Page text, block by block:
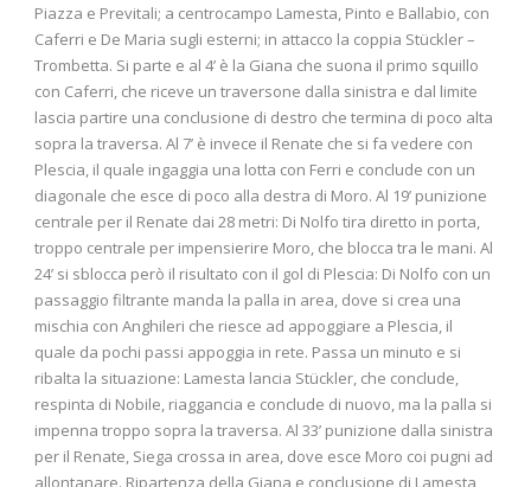
Piazza e Previtali; a centrocampo Lamesta, Pinto e Ballabio, con
Caferri e De Maria sugli esterni; in attacco la coppia Stückler –
Trombetta. Si parte e al 4’ è la Giana che suona il primo squillo
con Caferri, che riceve un traversone dalla sinistra e dal limite
lascia partire una conclusione di destro che termina di poco alta
sopra la traversa. Al 7’ è invece il Renate che si fa vedere con
Plescia, il quale ingaggia una lotta con Ferri e conclude con un
diagonale che esce di poco alla destra di Moro. Al 19’ punizione
centrale per il Renate dai 28 metri: Di Nolfo tira diretto in porta,
troppo centrale per impensierire Moro, che blocca tra le mani. Al
24’ si sblocca però il risultato con il gol di Plescia: Di Nolfo con un
passaggio filtrante manda la palla in area, dove si crea una
mischia con Anghileri che riesce ad appoggiare a Plescia, il
quale da pochi passi appoggia in rete. Passa un minuto e si
ribalta la situazione: Lamesta lancia Stückler, che conclude,
respinta di Nobile, riaggancia e conclude di nuovo, ma la palla si
impenna troppo sopra la traversa. Al 33’ punizione dalla sinistra
per il Renate, Siega crossa in area, dove esce Moro coi pugni ad
allontanare. Ripartenza della Giana e conclusione di Lamesta